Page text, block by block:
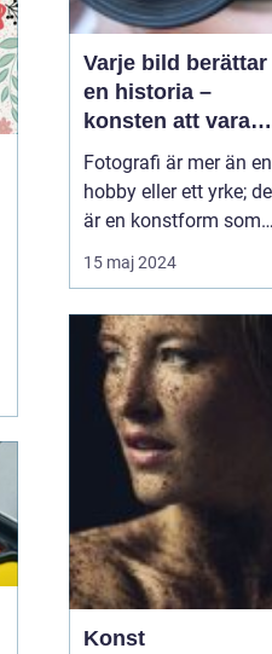
Varje bild berättar
en historia –
konsten att vara
fotograf
Fotografi är mer än en
hobby eller ett yrke;
är en konstform som
möjliggör för oss att
frysa ögonblick och
och händelser på ett
som inget annat
medium kan. En
fotograf har förmågan
att berätta en historia
15 maj 2024
Konst